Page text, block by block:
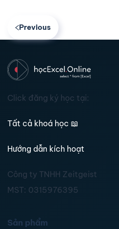
Previous
Click đăng ký học tại:
Tất cả khoá học 📖
Hướng dẫn kích hoạt
Công ty TNHH Zeitgeist
MST: 0315976395
Sản phẩm